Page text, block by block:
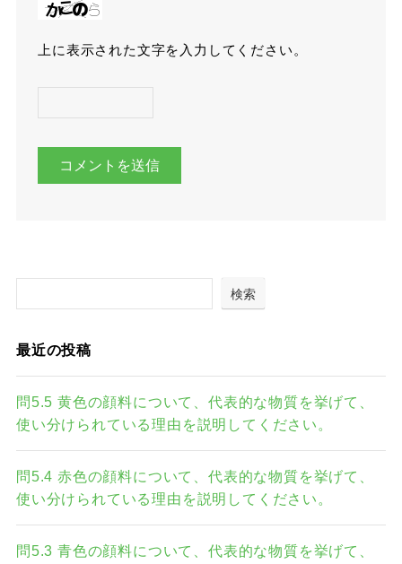
上に表示された文字を入力してください。
検索
最近の投稿
問5.5 黄色の顔料について、代表的な物質を挙げて、
使い分けられている理由を説明してください。
問5.4 赤色の顔料について、代表的な物質を挙げて、
使い分けられている理由を説明してください。
問5.3 青色の顔料について、代表的な物質を挙げて、